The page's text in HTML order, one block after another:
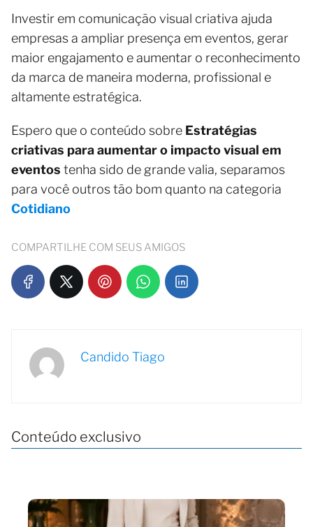
Investir em comunicação visual criativa ajuda
empresas a ampliar presença em eventos, gerar
maior engajamento e aumentar o reconhecimento
da marca de maneira moderna, profissional e
altamente estratégica.
Espero que o conteúdo sobre Estratégias
criativas para aumentar o impacto visual em
eventos tenha sido de grande valia, separamos
para você outros tão bom quanto na categoria
Cotidiano
COMPARTILHE COM SEUS AMIGOS
Candido Tiago
Conteúdo exclusivo